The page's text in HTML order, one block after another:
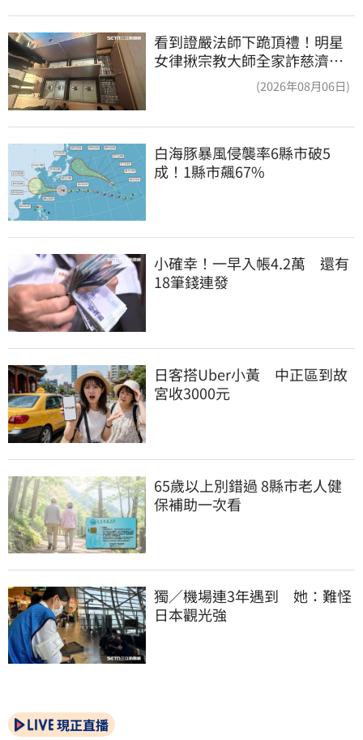
看到證嚴法師下跪頂禮！明星
女律揪宗教大師全家詐慈濟…
(2026年08月06日)
白海豚暴風侵襲率6縣市破5
成！1縣市飆67%
小確幸！一早入帳4.2萬　還有
18筆錢連發
日客搭Uber小黃　中正區到故
宮收3000元
65歲以上別錯過 8縣市老人健
保補助一次看
獨／機場連3年遇到　她：難怪
日本觀光強
現正直播